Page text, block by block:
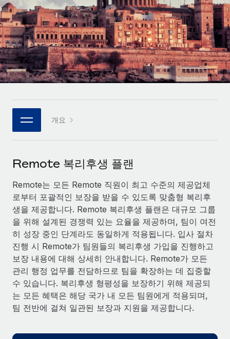
인프라
Remote 통합
HR을 워크플로에 매끄럽게 통합
플랫폼
팀을 위한 통합된 핵심 HR 기능
전문가 상담
글로벌 인사 및 규정 준수 업무 처리에 전문가 지원 제공
신원 조사
채용 후보자 심사 프로세스 간소화
Compliance Watchtower
규정 준수 관련 위험에 선제적으로 대응
기기 관리
전 세계 IT 장비 제공 및 추적 관리
중견기업
맞춤형 HR 솔루션으로 팀 확장
엔터프라이즈
대기업을 위한 글로벌 HR
전략적 기술 파트너
플랫폼에 글로벌 HR을 유연하게 통합
통합 및 AI 자동화 컨설팅
사례 연구
리서치 및 가이드
사례 연구
HR 용어집
체크리스트 및 템플릿
웨비나
이벤트
인사이트 센터
지원받기
모든 리소스 보기
블로그
글로벌 급여
EOR 및 PEO
Deutsch
Español
Italiano
Português (Portugal)
한국어
개요
Remote 복리후생 플랜
Remote는 모든 Remote 직원이 최고 수준의 제공업체
로부터 포괄적인 보장을 받을 수 있도록 맞춤형 복리후
생을 제공합니다. Remote 복리후생 플랜은 대규모 그룹
을 위해 설계된 경쟁력 있는 요율을 제공하며, 팀이 여전
히 성장 중인 단계라도 동일하게 적용됩니다. 입사 절차
진행 시 Remote가 팀원들의 복리후생 가입을 진행하고
보장 내용에 대해 상세히 안내합니다. Remote가 모든
관리 행정 업무를 전담하므로 팀을 확장하는 데 집중할
수 있습니다. 복리후생 형평성을 보장하기 위해 제공되
는 모든 혜택은 해당 국가 내 모든 팀원에게 적용되며,
팀 전반에 걸쳐 일관된 보장과 지원을 제공합니다.